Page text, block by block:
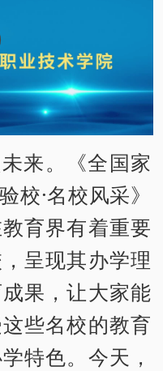
来。《全国家
校·名校风采》
育界有着重要
呈现其办学理
果，让大家能
些名校的教育
特色。今天，